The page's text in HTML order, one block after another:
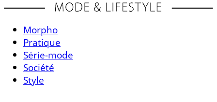
Morpho
Pratique
Série-mode
Société
Style